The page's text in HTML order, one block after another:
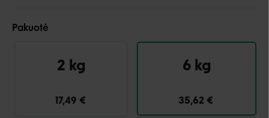
Pakuotė
2 kg
17,49 €
6 kg
35,62 €